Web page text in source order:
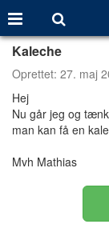
Kaleche
Oprettet: 27. maj
Hej
Nu går jeg og
man kan få en
Mvh Mathias